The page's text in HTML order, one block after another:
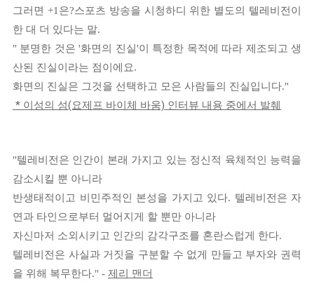
그러면 +1은?스포츠 방송을 시청하디 위한 별도의 텔레비전이
한 대 더 있다는 말.
" 분명한 것은 '화면의 진실'이 특정한 목적에 따라 제조되고 생
산된 진실이라는 점이에요.
화면의 진실은 그것을 선택하고 모은 사람들의 진실입니다."
* 이성의 섬(요제프 바이체 바움) 인터뷰 내용 중에서 발췌
"텔레비전은 인간이 본래 가지고 있는 정신적 육체적인 능력을
감소시킬 뿐 아니라
반생태적이고 비민주적인 본성을 가지고 있다. 텔레비전은 자
연과 타인으로부터 멀어지게 할 뿐만 아니라
자신마저 소외시키고 인간의 감각구조를 혼란스럽게 한다.
텔레비전은 사실과 거짓을 구분할 수 없게 만들고 부자와 권력
을 위해 복무한다." - 제리 맨더